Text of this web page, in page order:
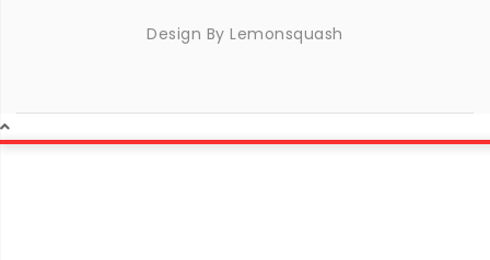
Design ByLemonsquash